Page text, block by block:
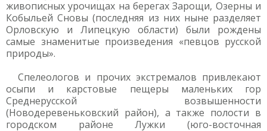
живописных урочищах на берегах Зарощи, Озерны и
Кобыльей Сновы (последняя из них ныне разделяет
Орловскую и Липецкую области) были рождены
самые знаменитые произведения «певцов русской
природы».
Спелеологов и прочих экстремалов привлекают
осыпи и карстовые пещеры маленьких гор
Среднерусской возвышенности
(Новодеревеньковский район), а также полости в
городском районе Лужки (юго-восточная